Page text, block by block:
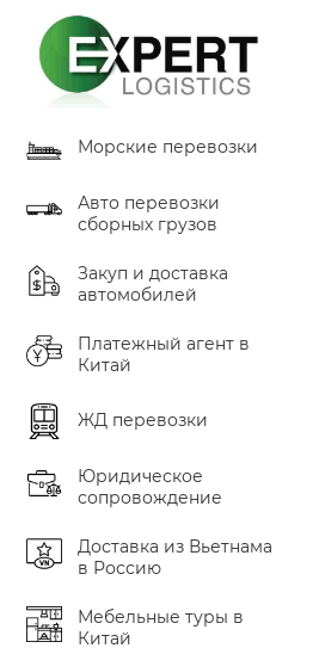
Морские перевозки
Авто перевозки
сборных грузов
Закуп и доставка
автомобилей
Платежный агент в
Китай
ЖД перевозки
Юридическое
сопровождение
Доставка из Вьетнама
в Россию
Мебельные туры в
Китай